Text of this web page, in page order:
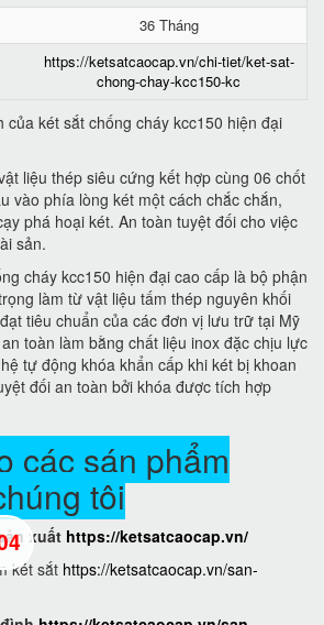
36 Tháng
https://ketsatcaocap.vn/chi-tiet/ket-sat-
chong-chay-kcc150-kc
của két sắt chống cháy kcc150 hiện đại
liệu thép siêu cứng kết hợp cùng 06 chốt
vào phía lòng két một cách chắc chắn,
phá hoại két. An toàn tuyệt đối cho việc
sản.
cháy kcc150 hiện đại cao cấp là bộ phận
làm từ vật liệu tấm thép nguyên khối
tiêu chuẩn của các đơn vị lưu trữ tại Mỹ
toàn làm bằng chất liệu inox đặc chịu lực
tự động khóa khẩn cấp khi két bị khoan
đối an toàn bởi khóa được tích hợp
các sán phẩm
tôi
xuất https://ketsatcaocap.vn/
két sắt https://ketsatcaocap.vn/san-